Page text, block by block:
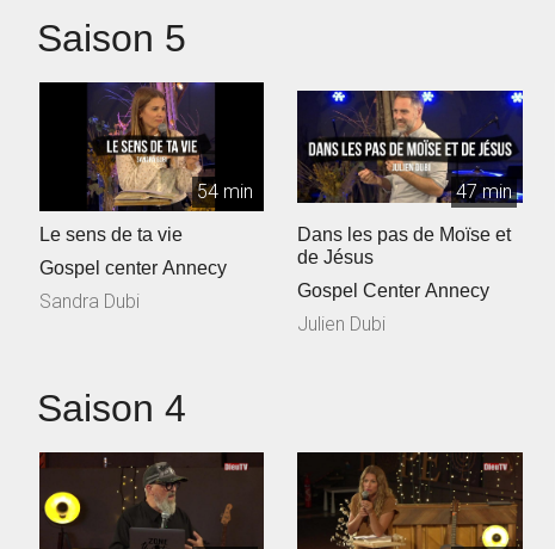
Saison 5
54 min
Le sens de ta vie
Gospel center Annecy
Sandra Dubi
47 min
Dans les pas de Moïse et
de Jésus
Gospel Center Annecy
Julien Dubi
Saison 4